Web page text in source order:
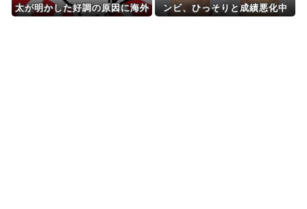
太が明かした好調の原因に海外
ンビ、ひっそりと成績悪化中